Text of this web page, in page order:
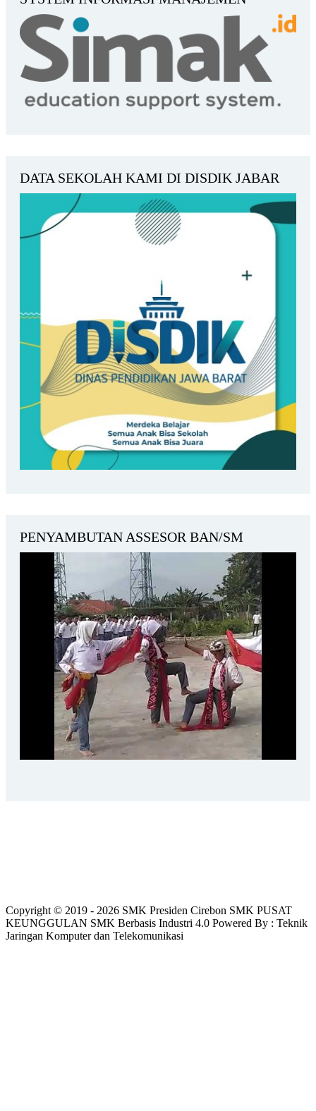
DATA SEKOLAH KAMI DI DISDIK JABAR
PENYAMBUTAN ASSESOR BAN/SM
Copyright © 2019 - 2026 SMK Presiden Cirebon SMK PUSAT
KEUNGGULAN SMK Berbasis Industri 4.0 Powered By : Teknik
Jaringan Komputer dan Telekomunikasi